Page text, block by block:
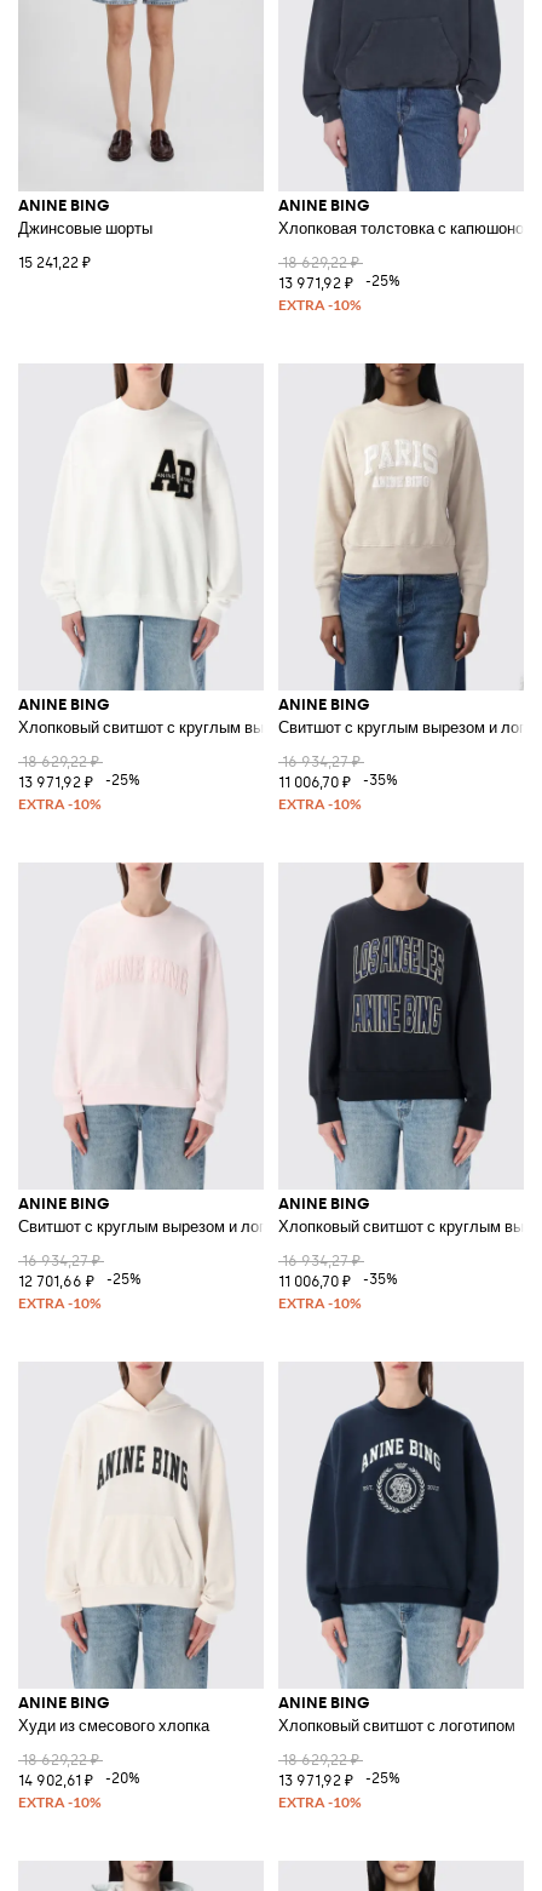
ANINE BING
Джинсовые шорты
15 241,22 ₽
ANINE BING
Хлопковая толстовка с капюшоном
18 629,22 ₽
13 971,92 ₽
-25%
ANINE BING
Хлопковый свитшот с круглым вырезом и логотипом
18 629,22 ₽
13 971,92 ₽
-25%
ANINE BING
Свитшот с круглым вырезом и
16 934,27 ₽
11 006,70 ₽
-35%
ANINE BING
Свитшот с круглым вырезом и логотипом
16 934,27 ₽
12 701,66 ₽
-25%
ANINE BING
Хлопковый свитшот с круглым
16 934,27 ₽
11 006,70 ₽
-35%
ANINE BING
Худи из смесового хлопка
18 629,22 ₽
14 902,61 ₽
-20%
ANINE BING
Хлопковый свитшот с логотипом
18 629,22 ₽
13 971,92 ₽
-25%